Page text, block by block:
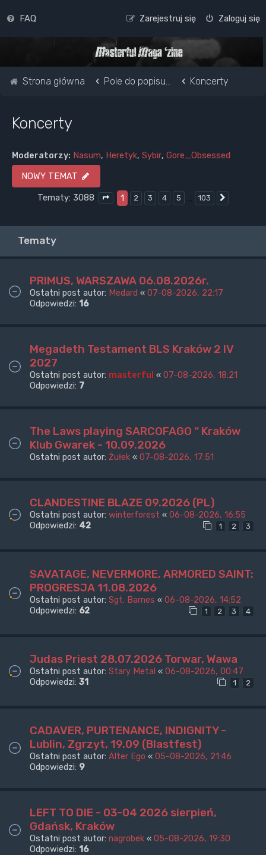
FAQ Zaloguj się
Zarejestruj się
Strona główna Pole do popisu... Koncerty
Koncerty
Moderatorzy: Nasum, Heretyk, Sybir, Gore_Obsessed
NOWY TEMAT
Tematy: 3088
Strona1 z103
1 2 3 4 5 … 103
Tematy
PRIMUS, WARSZAWA 06.08.2026r.
Ostatni post autor: Medard « 07-08-2026, 22:17
Odpowiedzi: 16
Megadeth Testament BLS Kraków 2 IV
2027
Ostatni post autor: masterful « 07-08-2026, 18:21
Odpowiedzi: 7
The Laws playing SARCOFAGO “ Kraków
Klub Gwarek - 10.09.2026
Ostatni post autor: Żułek « 07-08-2026, 17:51
CLANDESTINE BLAZE 09.2026 (PL)
Ostatni post autor: winterforest « 06-08-2026, 16:55
Odpowiedzi: 42 1 2 3
SAVATAGE, NEVERMORE, ARMORED SAINT:
PROGRESJA 11.08.2026
Ostatni post autor: Sgt. Barnes « 06-08-2026, 14:52
Odpowiedzi: 62 1 2 3 4
Judas Priest 28.07.2026 Torwar, Wawa
Ostatni post autor: Stary Metal « 06-08-2026, 00:47
Odpowiedzi: 31 1 2
CADAVER, PURTENANCE, INDIGNITY -
Lublin, Zgrzyt, 19.09 (Blastfest)
Ostatni post autor: Alter Ego « 05-08-2026, 21:46
Odpowiedzi: 9
LEFT TO DIE - 03-04 2026 sierpień,
Gdańsk, Kraków
Ostatni post autor: nagrobek « 05-08-2026, 19:30
Odpowiedzi: 16